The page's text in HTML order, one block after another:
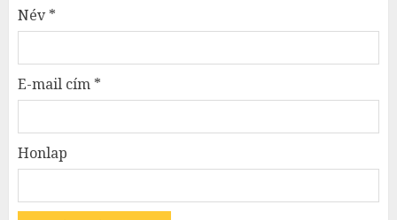
Név*
E-mail cím *
Honlap